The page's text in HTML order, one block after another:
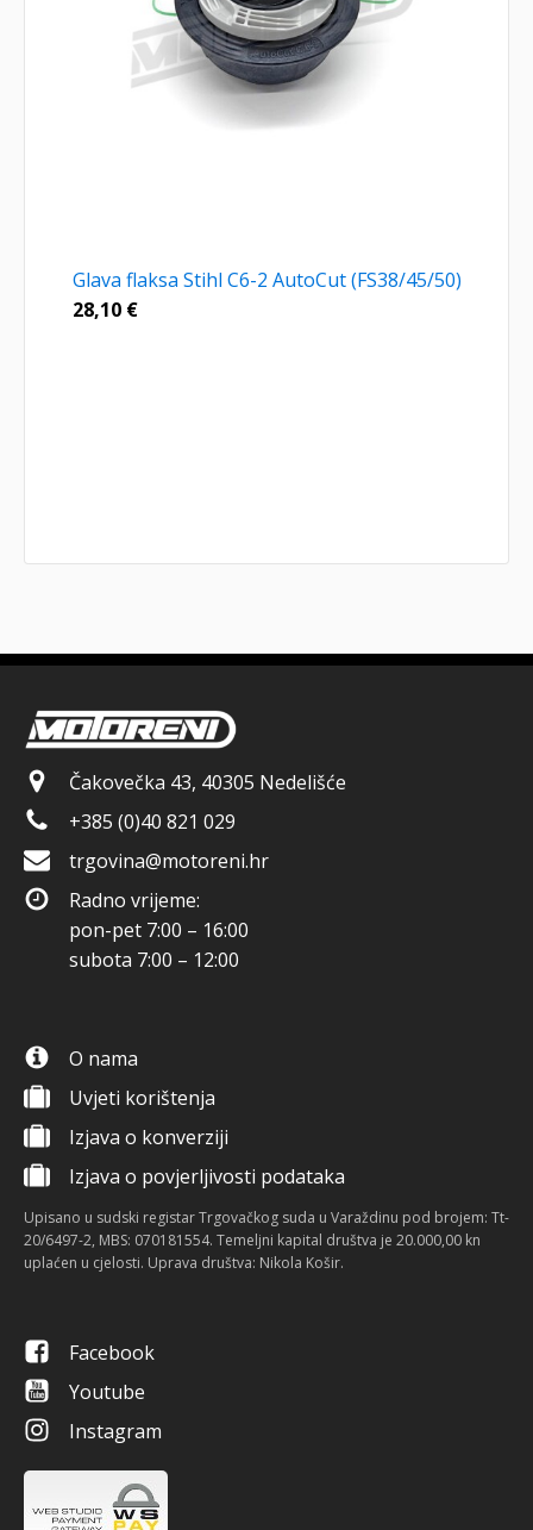
Glava flaksa Stihl C6-2 AutoCut (FS38/45/50)
28,10 €
Čakovečka 43, 40305 Nedelišće
+385 (0)40 821 029
trgovina@motoreni.hr
Radno vrijeme:
pon-pet 7:00 – 16:00
subota 7:00 – 12:00
O nama
Uvjeti korištenja
Izjava o konverziji
Izjava o povjerljivosti podataka
Upisano u sudski registar Trgovačkog suda u Varaždinu pod brojem: Tt-
20/6497-2, MBS: 070181554. Temeljni kapital društva je 20.000,00 kn
uplaćen u cjelosti. Uprava društva: Nikola Košir.
Facebook
Youtube
Instagram